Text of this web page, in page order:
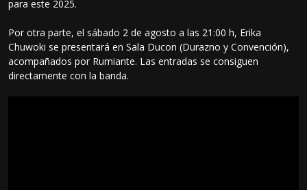
para este 2025.
Por otra parte, el sábado 2 de agosto a las 21:00 h, Erika
Chuwoki se presentará en Sala Ducon (Durazno y Convención),
acompañados por Rumiante. Las entradas se consiguen
directamente con la banda.